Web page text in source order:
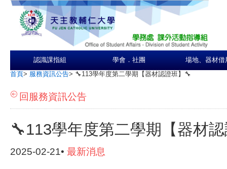
認識課指組 學會．社團 場地、器材借
首頁> 服務資訊公告> 🔧113學年度第二學期【器材認證班】🔧
回服務資訊公告
🔧113學年度第二學期【器材
2025-02-21• 最新消息